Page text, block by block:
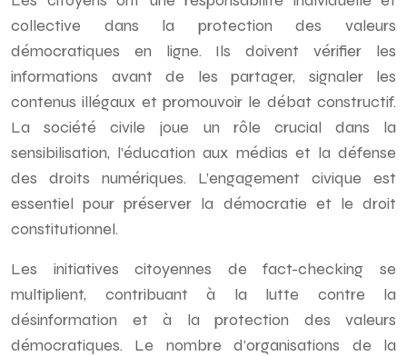
collective dans la protection des valeurs
démocratiques en ligne. Ils doivent vérifier les
informations avant de les partager, signaler les
contenus illégaux et promouvoir le débat constructif.
La société civile joue un rôle crucial dans la
sensibilisation, l’éducation aux médias et la défense
des droits numériques. L’engagement civique est
essentiel pour préserver la démocratie et le droit
constitutionnel.
Les initiatives citoyennes de fact-checking se
multiplient, contribuant à la lutte contre la
désinformation et à la protection des valeurs
démocratiques. Le nombre d’organisations de la